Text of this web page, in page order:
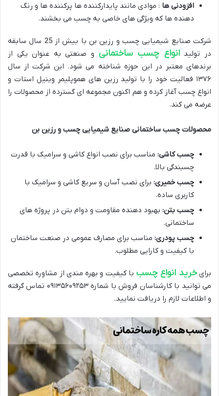
افزودنی ها : موادی مانند پایدارکننده ها پرکننده ها و رنگ
دهنده ها که ویژگی های خاصی به چسب می بخشند.
شرکت صنایع شیمیایی چسب و رزین بن با بیش از 25 سال سابقه
در تولیدانواع چسب ساختمانی و صنعتی به عنوان یکی از
برندهای معتبر در این حوزه شناخته می شود. این شرکت از سال
۱۳۷۶ فعالیت خود را با تولید رزین های هموپلیمر وینیل استات و
انواع چسب آغاز کرده و هم اکنون مجموعه ای گسترده از محصولات را
عرضه می کند.
محصولات چسب ساختمانی صنایع شیمیایی چسب و رزین بن
چسب کاشی: مناسب برای نصب انواع کاشی و سرامیک با قدرت
چسبندگی بالا.
چسب خمیری: برای نصب آسان و سریع کاشی و سرامیک با
کاربری ساده.
چسب بتن: بهبود دهنده مقاومت و دوام بتن در پروژه های
ساختمانی.
چسب پودری: مناسب برای مصارف عمومی در صنعت ساختمان
با کیفیت و کارایی مطلوب.
برایخرید انواع چسب با کیفیت و بهره مندی از مشاوره تخصصی
می توانید با کارشناسان فروش با شماره ۰۹۱۳۵۶۰۹۲۵۳ تماس گرفته
و اطلاعات لازم را دریافت نمایید.